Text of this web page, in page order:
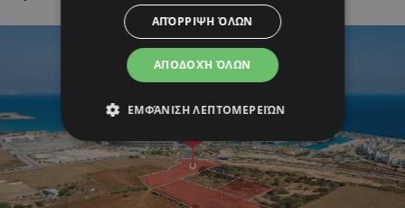
ΑΠΟΔΟΧΉ ΌΛΩΝ
ΑΠΌΡΡΙΨΗ ΌΛΩΝ
ΕΜΦΆΝΙΣΗ ΛΕΠΤΟΜΕΡΕΙΏΝ